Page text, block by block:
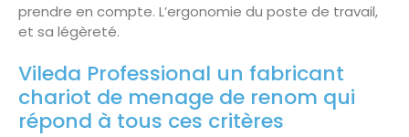
prendre en compte. L’ergonomie du poste de travail,
et sa légèreté.
Vileda Professional un fabricant
chariot de menage de renom qui
répond à tous ces critères